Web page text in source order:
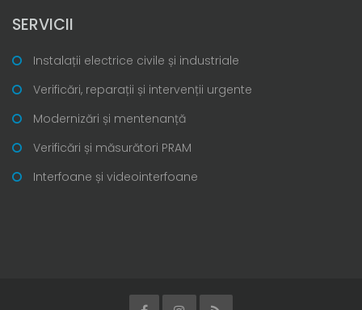
SERVICII
Instalații electrice civile și industriale
Verificări, reparații și intervenții urgente
Modernizări și mentenanță
Verificări și măsurători PRAM
Interfoane și videointerfoane